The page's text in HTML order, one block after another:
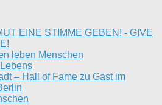
EINE STIMME GEBEN! - GIVE
leben Menschen
– Hall of Fame zu Gast im